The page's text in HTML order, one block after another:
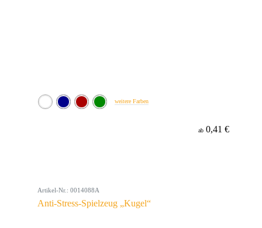
weitere Farben
ab 0,41 €
Artikel-Nr.: 0014088A
Anti-Stress-Spielzeug „Kugel“